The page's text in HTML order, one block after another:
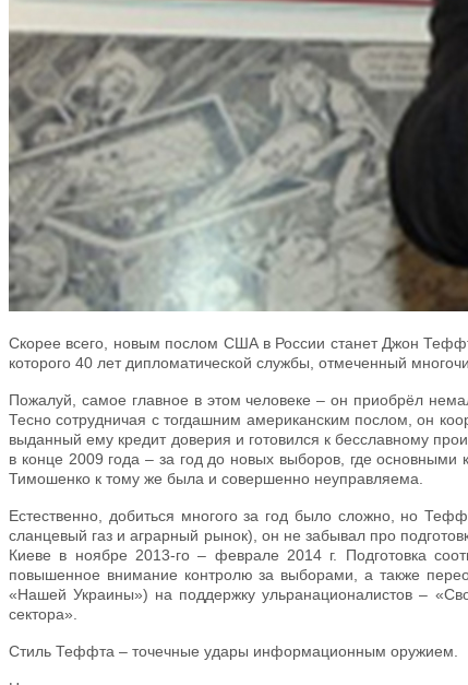
Скорее всего, новым послом США в России станет Джон
которого 40 лет дипломатической службы, отмеченный
Пожалуй, самое главное в этом человеке – он приобрёл
Тесно сотрудничая с тогдашним американским послом, он
выданный ему кредит доверия и готовился к бесславному
в конце 2009 года – за год до новых выборов, где
Тимошенко к тому же была и совершенно неуправляема.
Естественно, добиться многого за год было сложно, но
сланцевый газ и аграрный рынок), он не забывал про
Киеве в ноябре 2013-го – феврале 2014 г. Подготовка
повышенное внимание контролю за выборами, а также
«Нашей Украины») на поддержку ульранационалистов –
сектора».
Стиль Теффта – точечные удары информационным оружием.